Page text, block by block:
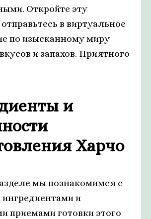
Откройте эту
в виртуальное
по изысканному миру
и запахов. Приятного
и
Харчо
мы познакомимся с
и
приемами готовки этого